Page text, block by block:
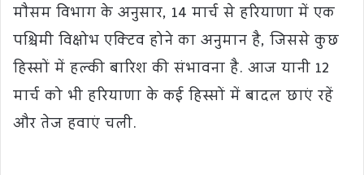
मौसम विभाग के अनुसार, 14 मार्च से हरियाणा में एक
पश्चिमी विक्षोभ एक्टिव होने का अनुमान है, जिससे कुछ
हिस्सों में हल्की बारिश की संभावना है. आज यानी 12
मार्च को भी हरियाणा के कई हिस्सों में बादल छाएं रहें
और तेज हवाएं चली.